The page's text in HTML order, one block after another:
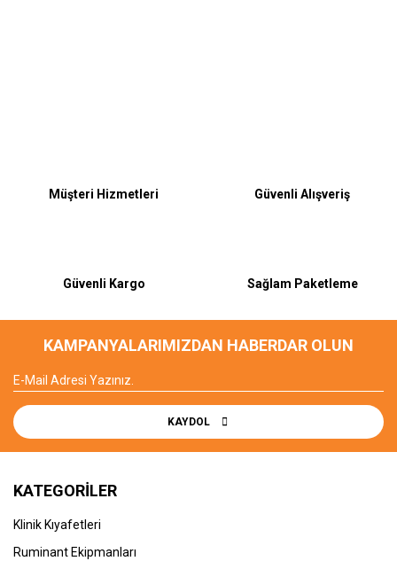
Müşteri Hizmetleri Güvenli Alışveriş
Güvenli Kargo Sağlam Paketleme
KAMPANYALARIMIZDAN HABERDAR OLUN
KAYDOL
KATEGORİLER
Klinik Kıyafetleri
Ruminant Ekipmanları